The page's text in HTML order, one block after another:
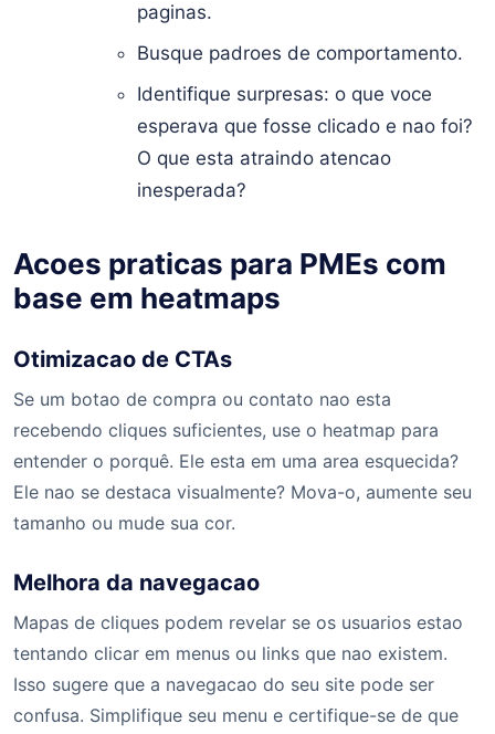
paginas.
Busque padroes de comportamento.
Identifique surpresas: o que voce
esperava que fosse clicado e nao foi?
O que esta atraindo atencao
inesperada?
Acoes praticas para PMEs com
base em heatmaps
Otimizacao de CTAs
Se um botao de compra ou contato nao esta
recebendo cliques suficientes, use o heatmap para
entender o porquê. Ele esta em uma area esquecida?
Ele nao se destaca visualmente? Mova-o, aumente seu
tamanho ou mude sua cor.
Melhora da navegacao
Mapas de cliques podem revelar se os usuarios estao
tentando clicar em menus ou links que nao existem.
Isso sugere que a navegacao do seu site pode ser
confusa. Simplifique seu menu e certifique-se de que